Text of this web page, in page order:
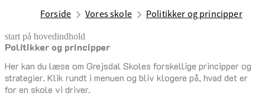
Forside Vores skole Politikker og principper
start på hovedindhold
Politikker og principper
Her kan du læse om Grejsdal Skoles forskellige principper og
strategier. Klik rundt i menuen og bliv klogere på, hvad det er
for en skole vi driver.
senest opdateret 8. maj 2026